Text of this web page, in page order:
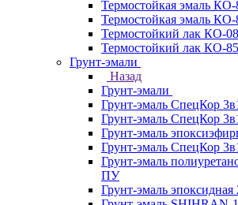
Термостойкая эмаль КО-
Термостойкая эмаль КО-
Термостойкий лак КО-08
Термостойкий лак КО-85
Грунт-эмали
Назад
Грунт-эмали
Грунт-эмаль СпецКор
Грунт-эмаль СпецКор
Грунт-эмаль
Грунт-эмаль СпецКор
Грунт-эмаль
ПУ
Грунт-эмаль